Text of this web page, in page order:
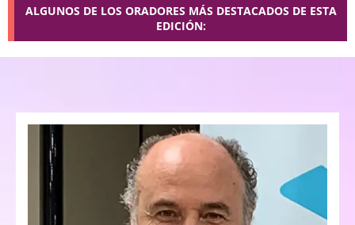
ALGUNOS DE LOS ORADORES MÁS DESTACADOS DE ESTA
EDICIÓN: